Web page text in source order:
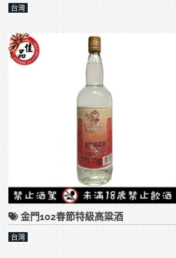
台灣
金門102春節特級高粱酒
台灣